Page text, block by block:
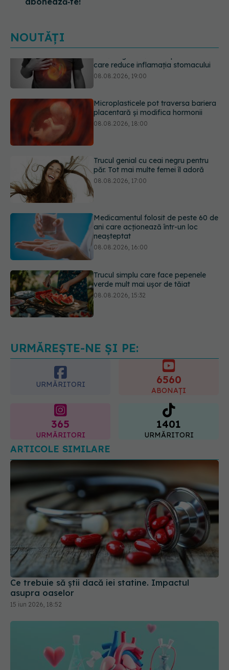
NOUTĂȚI
Microplasticele pot traversa bariera
08.08.2026, 16:00
Trucul simplu care face pepenele
URMĂREȘTE-NE ȘI PE:
URMĂRITORI 6560
ABONAȚI
365
URMĂRITORI
1401
URMĂRITORI
ARTICOLE SIMILARE
Ce trebuie să știi dacă iei statine. Impactul
asupra oaselor
15 iun 2026, 18:52